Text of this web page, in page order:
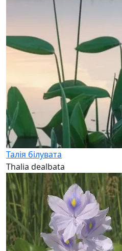
Талія білувата
Thalia dealbata